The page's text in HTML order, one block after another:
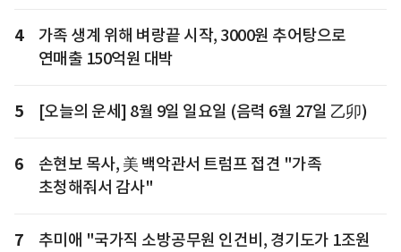
4
가족 생계 위해 벼랑끝 시작, 3000원 추어탕으로
연매출 150억원 대박
5 [오늘의 운세] 8월 9일 일요일 (음력 6월 27일 乙卯)
6
손현보 목사, 美 백악관서 트럼프 접견 "가족
초청해줘서 감사"
7
추미애 "국가직 소방공무원 인건비, 경기도가 1조원